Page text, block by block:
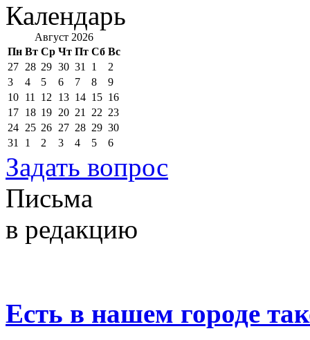
Календарь
Август 2026
Пн Вт Ср Чт Пт Сб Вс
27 28 29 30 31 1
2
3
4 5 6 7 8
9
10 11 12 13 14 15 16
17 18 19 20 21 22 23
24 25 26 27 28 29 30
31
1 2 3 4 5 6
Задать вопрос
Письма
в редакцию
Есть в нашем городе